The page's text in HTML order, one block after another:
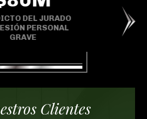
VEREDICTO DEL JURADO
DE $67.25 MILLONES EN
UN CASO DEL CONDADO
Clientes